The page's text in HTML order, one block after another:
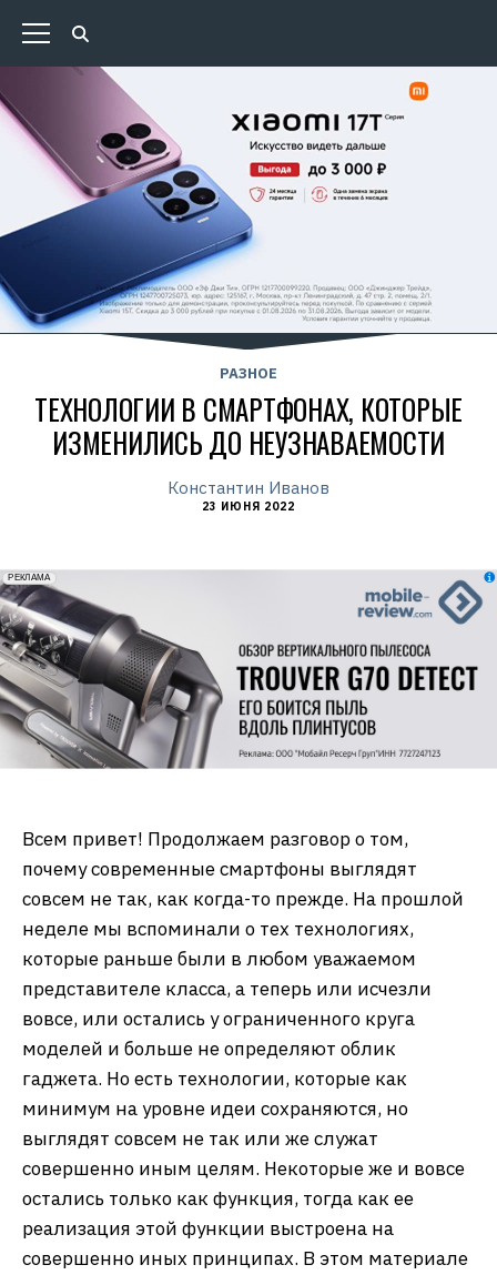
РАЗНОЕ
ТЕХНОЛОГИИ В СМАРТФОНАХ, КОТОРЫЕ
ИЗМЕНИЛИСЬ ДО НЕУЗНАВАЕМОСТИ
Константин Иванов
23 ИЮНЯ 2022
erid: 2VfnxxmNzs5
РЕКЛАМА
Всем привет! Продолжаем разговор о том,
почему современные смартфоны выглядят
совсем не так, как когда-то прежде. На прошлой
неделе мы вспоминали о тех технологиях,
которые раньше были в любом уважаемом
представителе класса, а теперь или исчезли
вовсе, или остались у ограниченного круга
моделей и больше не определяют облик
гаджета. Но есть технологии, которые как
минимум на уровне идеи сохраняются, но
выглядят совсем не так или же служат
совершенно иным целям. Некоторые же и вовсе
остались только как функция, тогда как ее
реализация этой функции выстроена на
совершенно иных принципах. В этом материале